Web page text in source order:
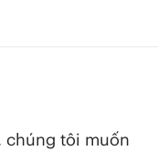
chúng tôi muốn